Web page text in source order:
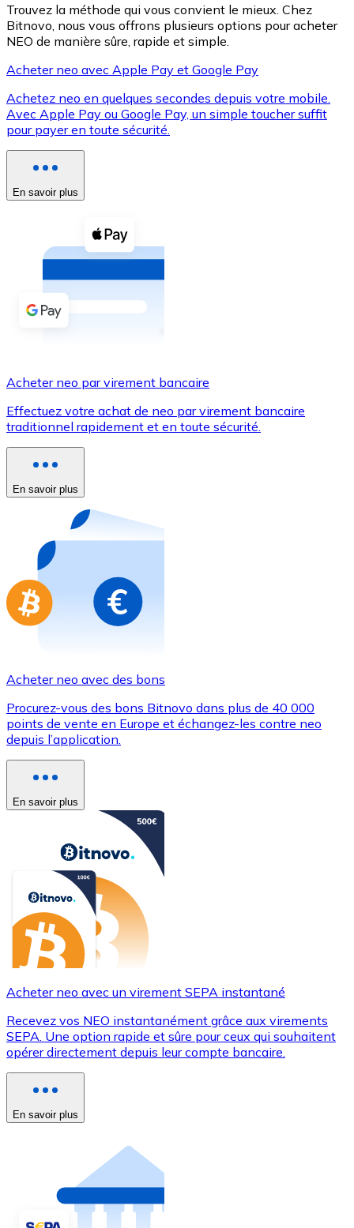
XRP
XRP
Voir toutes
Coupons crypto
Achetez des cryptomonnaies en espèces et d'autres
Acheter avec espèces
Virement SEPA
Utilisez les cartes Visa et Mastercard pour acheter
Acheter avec carte
Nouveau
Achetez des cartes-cadeaux de vos marques
Aller à la boutique de cartes-cadeaux
Trouvez la méthode qui vous convient le mieux. Chez
Bitnovo, nous vous offrons plusieurs options pour acheter
NEO de manière sûre, rapide et simple.
Acheter neo avec Apple Pay et Google Pay
Achetez neo en quelques secondes depuis votre mobile.
Avec Apple Pay ou Google Pay, un simple toucher suffit
pour payer en toute sécurité.
En savoir plus
Acheter neo par virement bancaire
Effectuez votre achat de neo par virement bancaire
traditionnel rapidement et en toute sécurité.
En savoir plus
Acheter neo avec des bons
Procurez-vous des bons Bitnovo dans plus de 40 000
points de vente en Europe et échangez-les contre neo
depuis l’application.
En savoir plus
Acheter neo avec un virement SEPA instantané
Recevez vos NEO instantanément grâce aux virements
SEPA. Une option rapide et sûre pour ceux qui souhaitent
opérer directement depuis leur compte bancaire.
En savoir plus